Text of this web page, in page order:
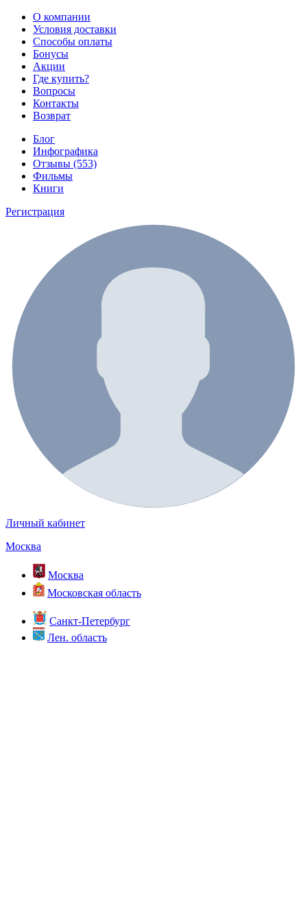
О компании
Условия доставки
Способы оплаты
Бонусы
Акции
Где купить?
Вопросы
Контакты
Возврат
Блог
Инфографика
Отзывы (553)
Фильмы
Книги
Регистрация
Личный кабинет
Москва
Москва
Московская область
Санкт-Петербург
Лен. область